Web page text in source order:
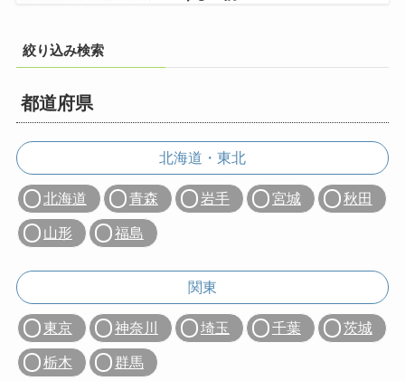
絞り込み検索
都道府県
北海道・東北
北海道 青森 岩手 宮城 秋田
山形 福島
関東
東京 神奈川 埼玉 千葉 茨城
栃木 群馬